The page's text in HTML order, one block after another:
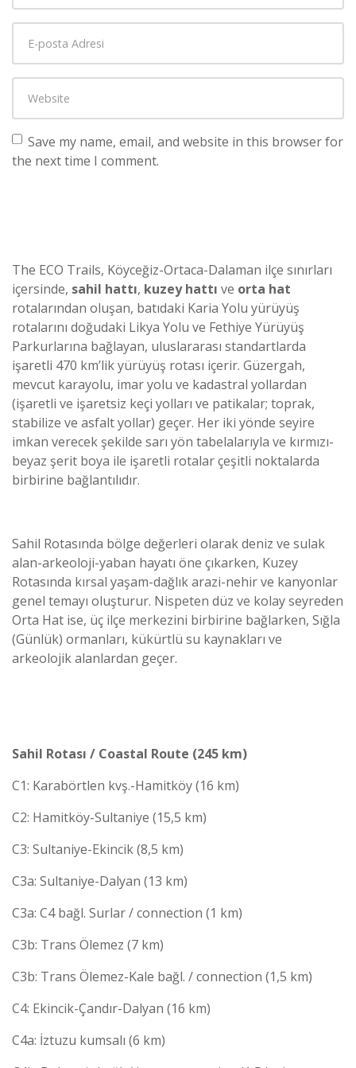
Save my name, email, and website in this browser for
the next time I comment.
The ECO Trails, Köyceğiz-Ortaca-Dalaman ilçe sınırları
içersinde, sahil hattı, kuzey hattı ve orta hat
rotalarından oluşan, batıdaki Karia Yolu yürüyüş
rotalarını doğudaki Likya Yolu ve Fethiye Yürüyüş
Parkurlarına bağlayan, uluslararası standartlarda
işaretli 470 km’lik yürüyüş rotası içerir. Güzergah,
mevcut karayolu, imar yolu ve kadastral yollardan
(işaretli ve işaretsiz keçi yolları ve patikalar; toprak,
stabilize ve asfalt yollar) geçer. Her iki yönde seyire
imkan verecek şekilde sarı yön tabelalarıyla ve kırmızı-
beyaz şerit boya ile işaretli rotalar çeşitli noktalarda
birbirine bağlantılıdır.
Sahil Rotasında bölge değerleri olarak deniz ve sulak
alan-arkeoloji-yaban hayatı öne çıkarken, Kuzey
Rotasında kırsal yaşam-dağlık arazi-nehir ve kanyonlar
genel temayı oluşturur. Nispeten düz ve kolay seyreden
Orta Hat ise, üç ilçe merkezini birbirine bağlarken, Sığla
(Günlük) ormanları, kükürtlü su kaynakları ve
arkeolojik alanlardan geçer.
Sahil Rotası / Coastal Route (245 km)
C1: Karabörtlen kvş.-Hamitköy (16 km)
C2: Hamitköy-Sultaniye (15,5 km)
C3: Sultaniye-Ekincik (8,5 km)
C3a: Sultaniye-Dalyan (13 km)
C3a: C4 bağl. Surlar / connection (1 km)
C3b: Trans Ölemez (7 km)
C3b: Trans Ölemez-Kale bağl. / connection (1,5 km)
C4: Ekincik-Çandır-Dalyan (16 km)
C4a: İztuzu kumsalı (6 km)